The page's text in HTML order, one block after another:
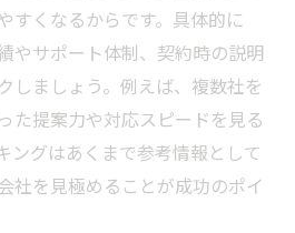
のエリア選びとポイント
を活用した情報収集方法
目するべき広島の生活利便
入時の注意点をチェック
サイトの使い分け方
すくなるからです。具体的に
やサポート体制、契約時の説明
しましょう。例えば、複数社を
た提案力や対応スピードを見る
ングはあくまで参考情報として
社を見極めることが成功のポイ